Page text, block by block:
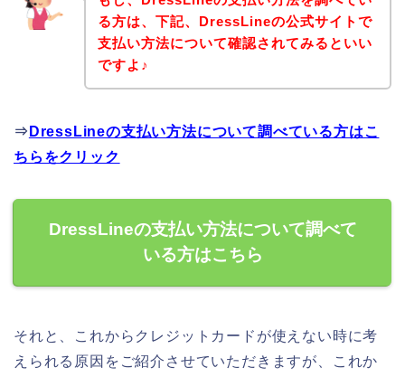
る方は、下記、DressLineの公式サイトで
支払い方法について確認されてみるといい
ですよ♪
⇒ DressLineの支払い方法について調べている方はこ
ちらをクリック
DressLineの支払い方法について調べて
いる方はこちら
それと、これからクレジットカードが使えない時に考
えられる原因をご紹介させていただきますが、これか